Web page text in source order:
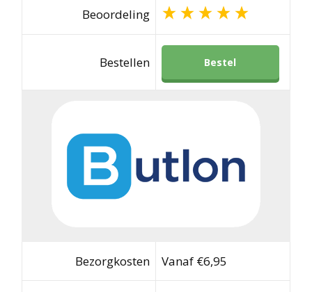
Beoordeling
Bestellen Bestel
Bezorgkosten Vanaf €6,95